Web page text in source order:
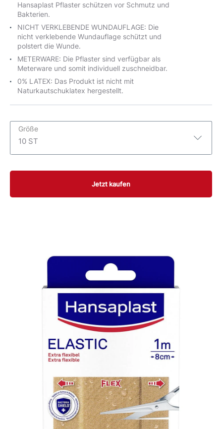
Hansaplast Pflaster schützen vor Schmutz und
Bakterien.
NICHT VERKLEBENDE WUNDAUFLAGE: Die
nicht verklebende Wundauflage schützt und
polstert die Wunde.
METERWARE: Die Pflaster sind verfügbar als
Meterware und somit individuell zuschneidbar.
0% LATEX: Das Produkt ist nicht mit
Naturkautschuklatex hergestellt.
Größe
10 ST
Jetzt kaufen